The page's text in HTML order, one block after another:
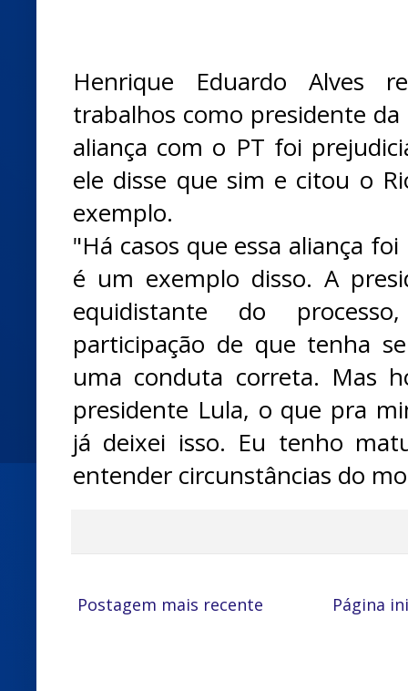
Henrique Eduardo Alves
trabalhos como presidente
aliança com o PT foi
ele disse que sim e citou o
exemplo.
"Há casos que essa aliança
é um exemplo disso. A
equidistante do
participação de que tenha
uma conduta correta. Mas
presidente Lula, o que pra
já deixei isso. Eu tenho
entender circunstâncias do
Postagem mais recente Página